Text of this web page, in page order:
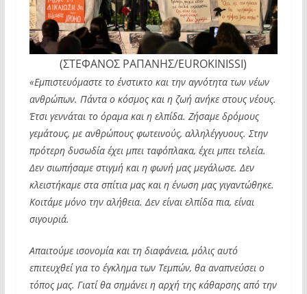
(ΣΤΕΦΑΝΟΣ ΡΑΠΑΝΗΣ/EUROKINISSI)
«Εμπιστευόμαστε το ένστικτο και την αγνότητα των νέων
ανθρώπων. Πάντα ο κόσμος και η ζωή ανήκε στους νέους.
Έτσι γεννάται το όραμα και η ελπίδα. Ζήσαμε δρόμους
γεμάτους, με ανθρώπους φωτεινούς, αλληλέγγυους. Στην
πρότερη δυσωδία έχει μπει ταφόπλακα, έχει μπει τελεία.
Δεν σιωπήσαμε στιγμή και η φωνή μας μεγάλωσε. Δεν
κλειστήκαμε στα σπίτια μας και η ένωση μας γιγαντώθηκε.
Κοιτάμε μόνο την αλήθεια. Δεν είναι ελπίδα πια, είναι
σιγουριά.
Απαιτούμε ισονομία και τη διαφάνεια, μόλις αυτό
επιτευχθεί για το έγκλημα των Τεμπών, θα αναπνεύσει ο
τόπος μας. Γιατί θα σημάνει η αρχή της κάθαρσης από την